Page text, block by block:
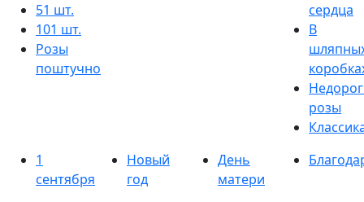
51 шт.
101 шт.
Розы
поштучно
сердца
В
розы
1
сентября
Новый
год
День
матери